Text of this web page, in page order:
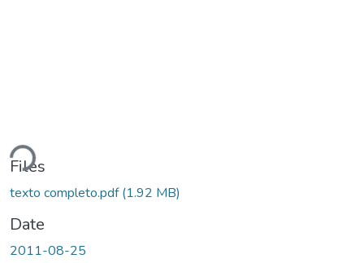
Loading...
Files
texto completo.pdf(1.92 MB)
Date
2011-08-25